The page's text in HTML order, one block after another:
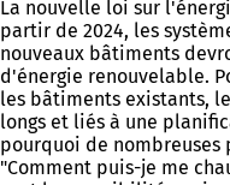
La nouvelle loi sur
partir de 2024, les
nouveaux bâtiments
d'énergie renouvelable.
les bâtiments existants,
longs et liés à une
pourquoi de nombreuses
"Comment puis-je me